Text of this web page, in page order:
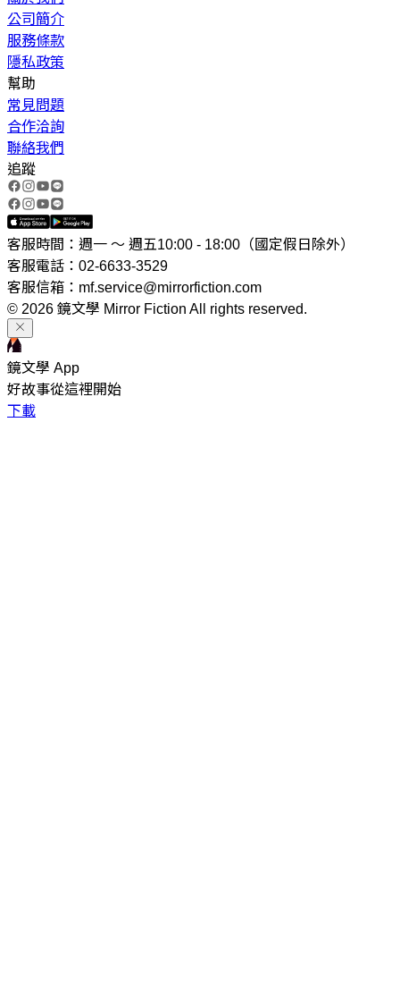
公司簡介
服務條款
隱私政策
幫助
常見問題
合作洽詢
聯絡我們
追蹤
客服時間：週一 ～ 週五10:00 - 18:00（國定假日除外）
客服電話：02-6633-3529
客服信箱：mf.service@mirrorfiction.com
© 2026 鏡文學 Mirror Fiction All rights reserved.
鏡文學 App
好故事從這裡開始
下載